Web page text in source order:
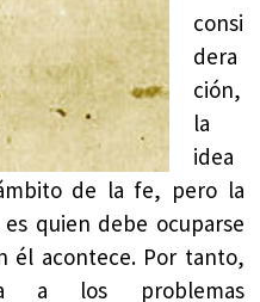
consi
dera
ción,
la
idea
de la fe, pero la
quien debe ocuparse
él acontece. Por tanto,
a los problemas